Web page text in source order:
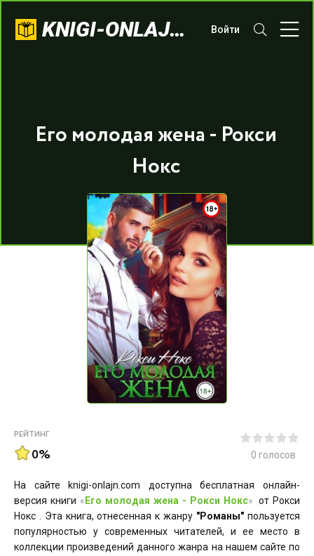
KNIGI-ONLAJN.COM Войти
Его молодая жена - Рокси
Нокс
РЕЙТИНГ
0% 0 голосов
На сайте knigi-onlajn.com доступна бесплатная онлайн-
версия книги « Его молодая жена - Рокси Нокс» от Рокси
Нокс . Эта книга, отнесенная к жанру "Романы" пользуется
популярностью у современных читателей, и ее место в
коллекции произведений данного жанра на нашем сайте по